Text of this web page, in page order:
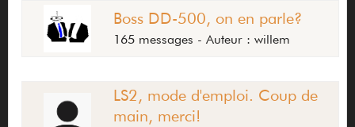
Boss DD-500, on en parle?
165 messages - Auteur : willem
LS2, mode d'emploi. Coup de
main, merci!